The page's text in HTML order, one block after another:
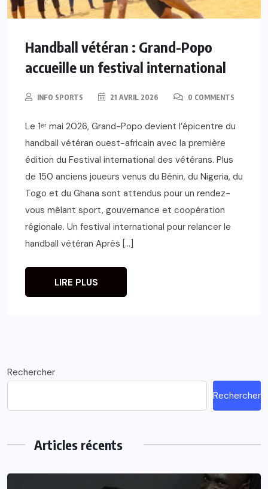
Handball vétéran : Grand-Popo
accueille un festival international
INFO SPORTS 21 AVRIL 2026 0 COMMENTS
Le 1ᵉʳ mai 2026, Grand-Popo devient l’épicentre du
handball vétéran ouest-africain avec la première
édition du Festival international des vétérans. Plus
de 150 anciens joueurs venus du Bénin, du Nigeria, du
Togo et du Ghana sont attendus pour un rendez-
vous mêlant sport, gouvernance et coopération
régionale. Un festival international pour relancer le
handball vétéran Après […]
LIRE PLUS
Rechercher
Rechercher
Articles récents